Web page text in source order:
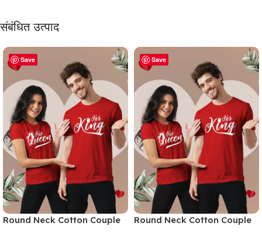
संबंधित उत्पाद
Save
Round Neck Cotton Couple
Save
Round Neck Cotton Couple